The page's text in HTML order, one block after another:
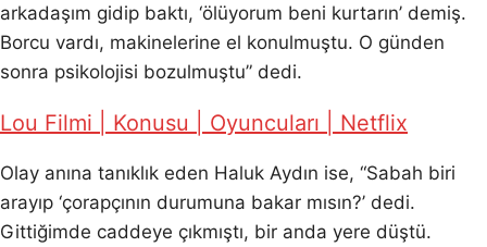
arkadaşım gidip baktı, ‘ölüyorum beni kurtarın’ demiş.
Borcu vardı, makinelerine el konulmuştu. O günden
sonra psikolojisi bozulmuştu” dedi.
Lou Filmi | Konusu | Oyuncuları | Netflix
Olay anına tanıklık eden Haluk Aydın ise, “Sabah biri
arayıp ‘çorapçının durumuna bakar mısın?’ dedi.
Gittiğimde caddeye çıkmıştı, bir anda yere düştü.